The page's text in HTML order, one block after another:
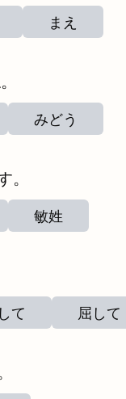
まえ
みどう
敏姓
て 屈して